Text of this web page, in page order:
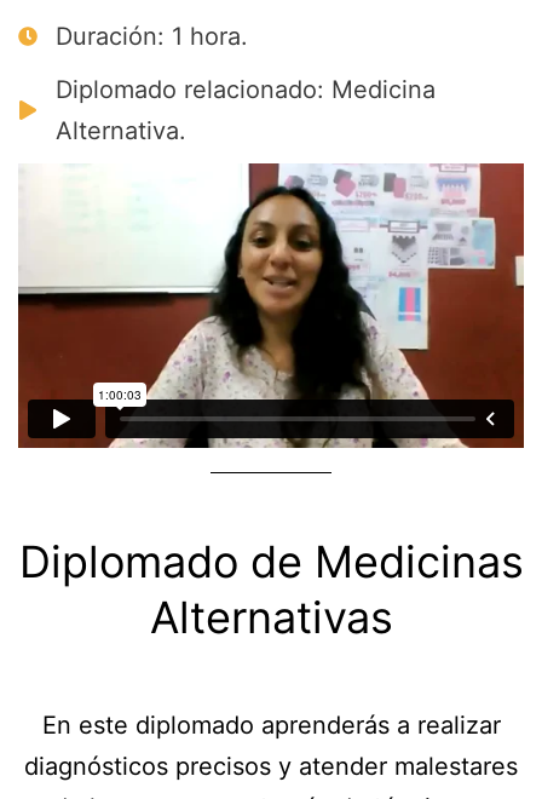
Duración: 1 hora.
Diplomado relacionado: Medicina
Alternativa.
Diplomado de Medicinas
Alternativas
En este diplomado aprenderás a realizar
diagnósticos precisos y atender malestares